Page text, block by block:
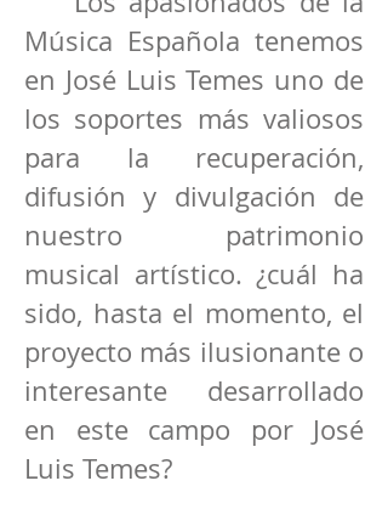
Música Española tenemos
en José Luis Temes uno de
los soportes más valiosos
para la recuperación,
difusión y divulgación de
nuestro patrimonio
musical artístico. ¿cuál ha
sido, hasta el momento, el
proyecto más ilusionante o
interesante desarrollado
en este campo por José
Luis Temes?